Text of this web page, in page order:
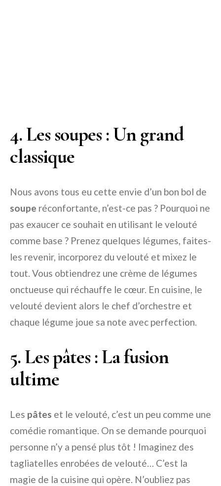
4. Les soupes : Un grand
classique
Nous avons tous eu cette envie d’un bon bol de
soupe réconfortante, n’est-ce pas ? Pourquoi ne
pas exaucer ce souhait en utilisant le velouté
comme base ? Prenez quelques légumes, faites-
les revenir, incorporez du velouté et mixez le
tout. Vous obtiendrez une crème de légumes
onctueuse qui réchauffe le cœur. En cuisine, le
velouté devient alors le chef d’orchestre et
chaque légume joue sa note avec perfection.
5. Les pâtes : La fusion
ultime
Les pâtes et le velouté, c’est un peu comme une
comédie romantique. On se demande pourquoi
personne n’y a pensé plus tôt ! Imaginez des
tagliatelles enrobées de velouté… C’est la
magie de la cuisine qui opère. N’oubliez pas